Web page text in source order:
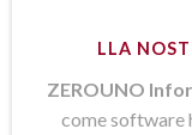
LLA
ZEROUNO
come software